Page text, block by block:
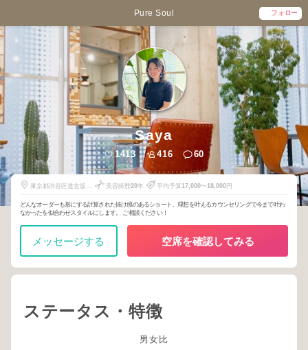
Pure Soul フォロー
Saya
1413 416 60
東京都渋谷区道玄坂2-
美容師歴20年 平均予算17,000〜18,000円
どんなオーダーも形にする計算された抜け感のあるショート。理想を叶えるカウンセリングで今まで叶わ
なかったを似合わせスタイルにします。 ご相談ください！
メッセージする 空席を確認してみる
ステータス・特徴
男女比